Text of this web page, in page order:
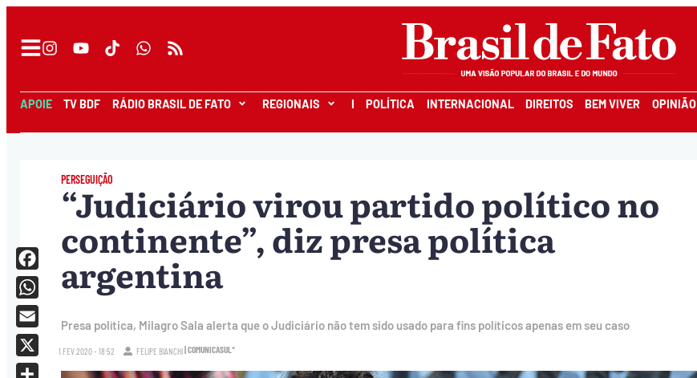
APOIE TV BDF RÁDIO BRASIL DE FATO REGIONAIS I POLÍTICA INTERNACIONAL DIREITOS BEM VIVER OPINIÃO
PERSEGUIÇÃO
“Judiciário virou partido político no
continente”, diz presa política
argentina
Presa política, Milagro Sala alerta que o Judiciário não tem sido usado para fins políticos apenas em seu caso
1.FEV.2020 - 18:52 FELIPE BIANCHI| COMUNICASUL*
Facebook
WhatsApp
Email
X